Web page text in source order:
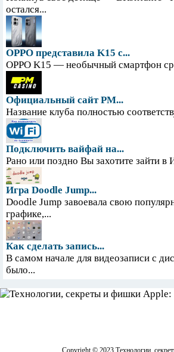
остался...
OPPO представила K15 с...
OPPO K15 — необычный смартфон
Официальный сайт PM...
Название клуба полностью
Подключить вайфай на...
Рано или поздно Вы захотите зайти в
Игра Doodle Jump...
Doodle Jump завоевала свою
графике,...
Как сделать запись...
В самом начале для видеозаписи с
было...
Copyright © 2023 Технологии,